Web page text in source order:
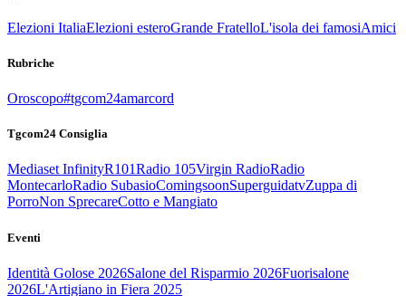
Elezioni ItaliaElezioni esteroGrande FratelloL'isola dei famosiAmici
Rubriche
Oroscopo#tgcom24amarcord
Tgcom24 Consiglia
Mediaset InfinityR101Radio 105Virgin RadioRadio
MontecarloRadio SubasioComingsoonSuperguidatvZuppa di
PorroNon SprecareCotto e Mangiato
Eventi
Identità Golose 2026Salone del Risparmio 2026Fuorisalone
2026L'Artigiano in Fiera 2025